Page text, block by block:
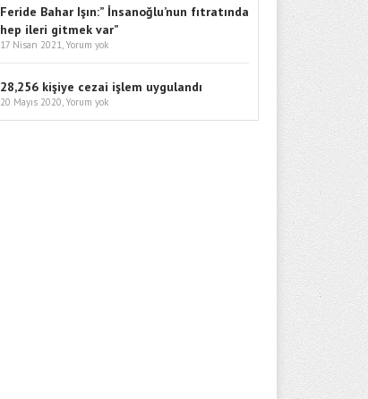
Feride Bahar Işın:” İnsanoğlu’nun fıtratında
hep ileri gitmek var”
17 Nisan 2021, Yorum yok
28,256 kişiye cezai işlem uygulandı
20 Mayıs 2020, Yorum yok